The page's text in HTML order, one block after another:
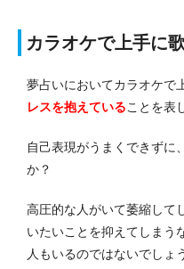
カラオケで上手に
夢占いにおいてカラオケで
レスを抱えていることを表
自己表現がうまくできずに
か？
高圧的な人がいて萎縮して
いたいことを抑えてしまう
人もいるのではないでしょ